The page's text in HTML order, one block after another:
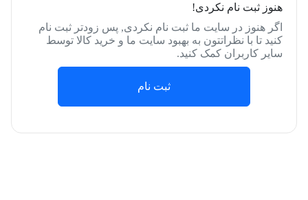
هنوز ثبت نام نکردی!
اگر هنوز در سایت ما ثبت نام نکردی, پس زودتر ثبت نام
کنید تا با نظراتتون به بهبود سایت ما و خرید کالا توسط
سایر کاربران کمک کنید.
ثبت نام